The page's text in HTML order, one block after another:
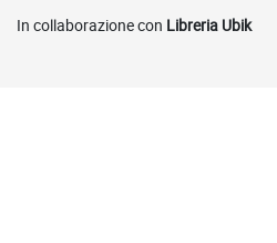
In collaborazione con Libreria Ubik